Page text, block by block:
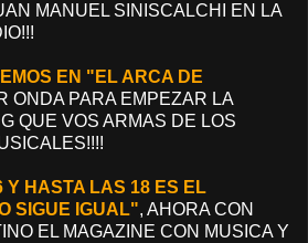
MANUEL SINISCALCHI EN LA
EN "EL ARCA DE
ONDA PARA EMPEZAR LA
QUE VOS ARMAS DE LOS
Y HASTA LAS 18 ES EL
SIGUE IGUAL", AHORA CON
EL MAGAZINE CON MUSICA Y